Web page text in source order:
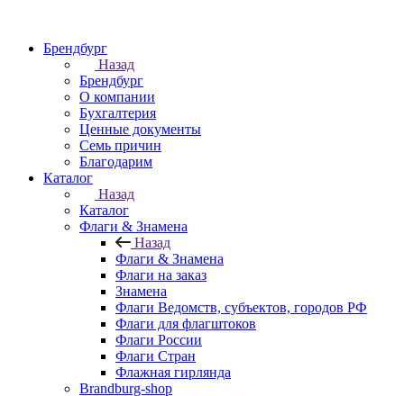
Брендбург
Назад
Брендбург
О компании
Бухгалтерия
Ценные документы
Семь причин
Благодарим
Каталог
Назад
Каталог
Флаги & Знамена
Назад
Флаги & Знамена
Флаги на заказ
Знамена
Флаги Ведомств, субъектов, городов РФ
Флаги для флагштоков
Флаги России
Флаги Стран
Флажная гирлянда
Brandburg-shop